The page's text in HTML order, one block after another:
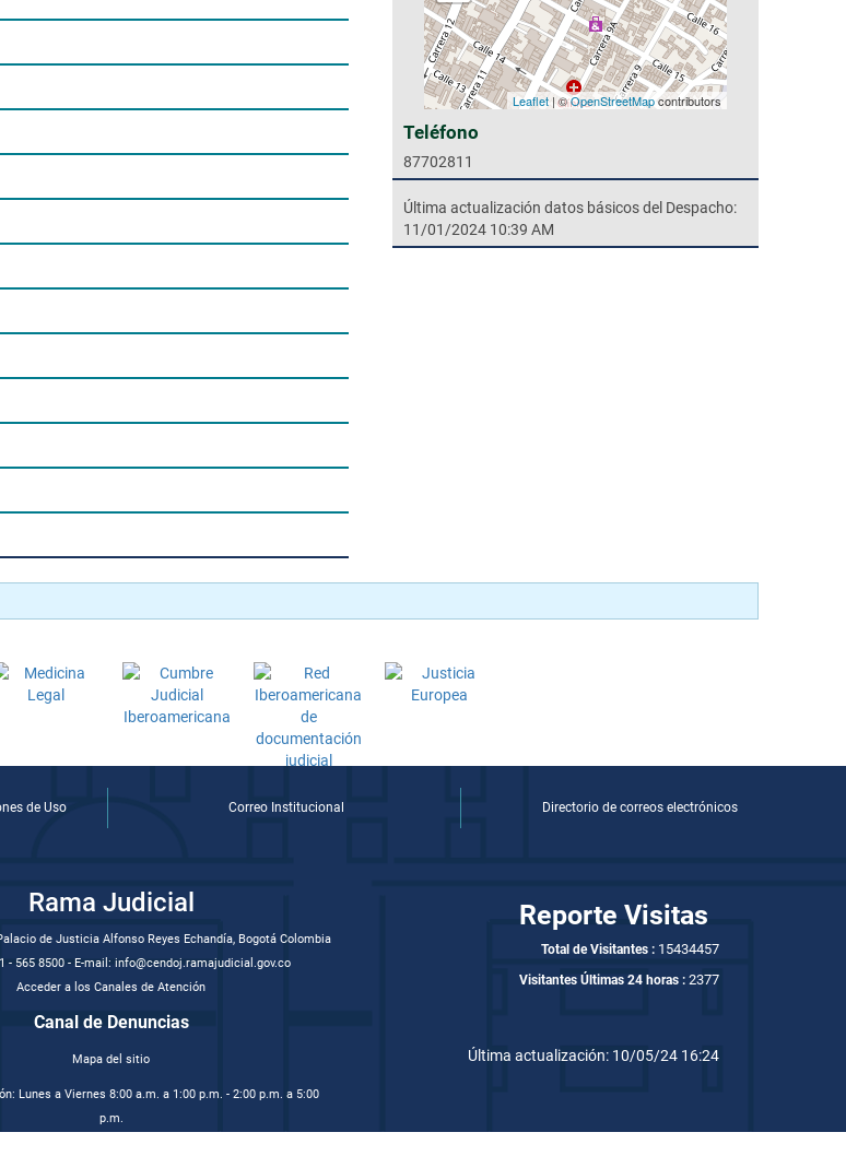
Leaflet | ©OpenStreetMapcontributors
Teléfono
87702811
Última actualización datos básicos del Despacho:
11/01/2024 10:39 AM
de Uso Correo Institucional Directorio de correos electrónicos
Rama Judicial
de Justicia Alfonso Reyes Echandía, Bogotá Colombia
- 565 8500 - E-mail: info@cendoj.ramajudicial.gov.co
Acceder a los Canales de Atención
Canal de Denuncias
Mapa del sitio
Lunes a Viernes 8:00 a.m. a 1:00 p.m. - 2:00 p.m. a 5:00
p.m.
Reporte Visitas
Total de Visitantes : 15434457
Visitantes Últimas 24 horas : 2377
Última actualización: 10/05/24 16:24